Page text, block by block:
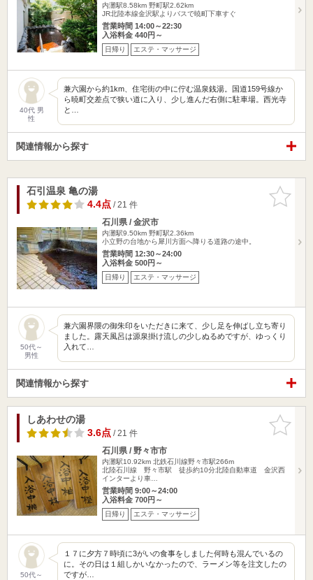
内灘駅8.58km 野町駅2.62km
JR北陸本線金沢駅よりバスで暁町下車すぐ
営業時間 14:00～22:30
入浴料金 440円～
日帰り エステ・マッサージ
40代 男
性
兼六園から約1km、住宅街の中に佇む温泉銭湯。国道159号線か
ら暁町交差点で狭い道に入り、少し進んだ右側に駐車場。西光寺
と…
関連情報から探す
お気に入
りに追加
石引温泉 亀の湯
4.4点/ 21 件
石川県 / 金沢市
内灘駅9.50km 野町駅2.36km
小立野の台地から犀川方面へ降りる道路の途中。
営業時間 12:30～24:00
入浴料金 500円～
日帰り エステ・マッサージ
50代～
男性
兼六園界隈の御朱印をいただきに来て、少し足を伸ばし立ち寄り
ました。露天風呂は源泉掛け流しの少しぬるめですが、ゆっくり
入れて…
関連情報から探す
お気に入
りに追加
しあわせの湯
3.6点/ 21 件
石川県 / 野々市市
内灘駅10.92km 北鉄石川線野々市駅266m
北陸石川線 野々市駅 徒歩約10分北陸自動車道 金沢西
インターより車…
営業時間 9:00～24:00
入浴料金 700円～
日帰り エステ・マッサージ
50代～
１７に夕方７時頃に3がいの食事をしました何時も混んでいるの
に。その日は１組しかいなかったので、ラーメン等を注文したの
ですが…